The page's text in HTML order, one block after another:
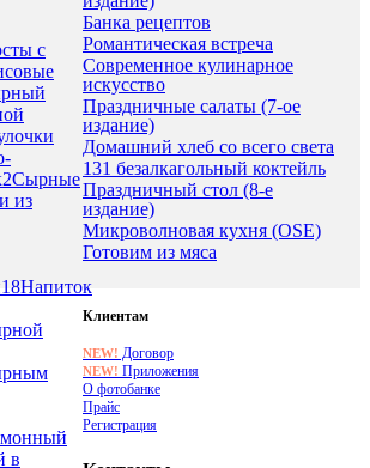
с
2Сырные
из
18Напиток
в
Банка рецептов
Романтическая встреча
Современное кулинарное
искусство
Праздничные салаты (7-ое
издание)
Домашний хлеб со всего света
131 безалкагольный коктейль
Праздничный стол (8-е
издание)
Микроволновая кухня (OSE)
Готовим из мяса
Клиентам
NEW! Договор
NEW! Приложения
О фотобанке
Прайс
Регистрация